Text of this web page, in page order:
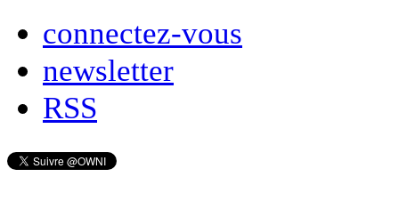
connectez-vous
newsletter
RSS